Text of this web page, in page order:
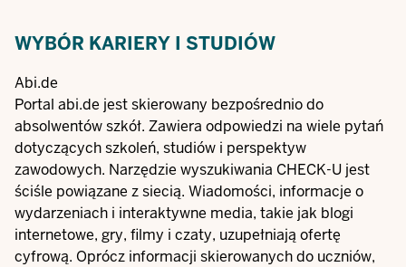
WYBÓR KARIERY I STUDIÓW
Abi.de
Portal abi.de jest skierowany bezpośrednio do
absolwentów szkół. Zawiera odpowiedzi na wiele pytań
dotyczących szkoleń, studiów i perspektyw
zawodowych. Narzędzie wyszukiwania CHECK-U jest
ściśle powiązane z siecią. Wiadomości, informacje o
wydarzeniach i interaktywne media, takie jak blogi
internetowe, gry, filmy i czaty, uzupełniają ofertę
cyfrową. Oprócz informacji skierowanych do uczniów,